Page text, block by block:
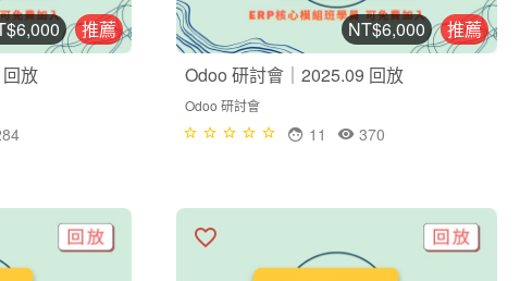
推薦
放
推薦
NT$6,000
Odoo 研討會｜2025.09 回放
Odoo 研討會
370
11